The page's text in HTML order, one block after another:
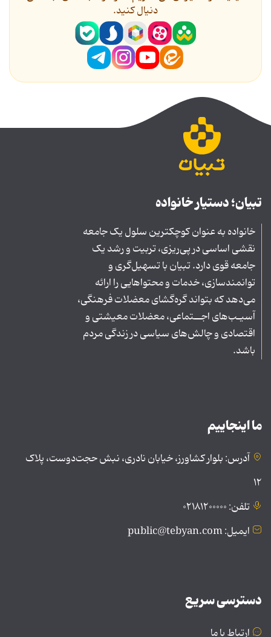
دنیال کنید.
تبیان؛ دستیار خانواده
خانواده به عنوان کوچکترین سلول یک جامعه
نقشی اساسی در پی‌ریزی، تربیت و رشد یک
جامعه قوی دارد. تبیان با تسهیل‌گری و
توانمندسازی، خدمات و محتواهایی را ارائه
می‌دهد که بتواند گره‌گشای معضلات فرهنگی،
آسیـب‌های اجــتماعی، معضلات معیشتی و
اقتصادی و چالش‌های سیاسی در زندگی مردم
باشد.
ما اینجاییم
آدرس: بلوار کشاورز، خیابان نادری، نبش حجت‌دوست، پلاک
۱۲
تلفن: ۰۲۱۸۱۲۰۰۰۰۰
ایمیل: public@tebyan.com
دسترسی سریع
ارتباط با ما